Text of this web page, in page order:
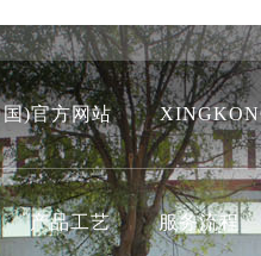
)官方网站
产品工艺 服务流程